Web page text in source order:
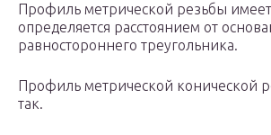
Профиль метрической резьбы
определяется расстоянием от
равностороннего треугольника.
Профиль метрической конической
так.